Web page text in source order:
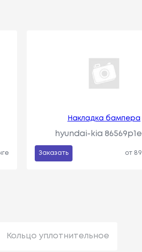
Накладка бампера
hyundai-kia
Заказать от
Кольцо уплотнительное